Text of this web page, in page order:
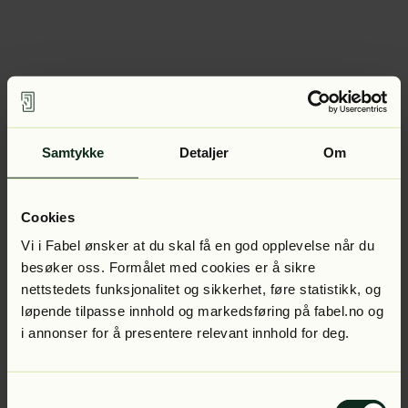
Samtykke Detaljer Om
Cookies
Vi i Fabel ønsker at du skal få en god opplevelse når du
besøker oss. Formålet med cookies er å sikre
nettstedets funksjonalitet og sikkerhet, føre statistikk, og
løpende tilpasse innhold og markedsføring på fabel.no og
i annonser for å presentere relevant innhold for deg.